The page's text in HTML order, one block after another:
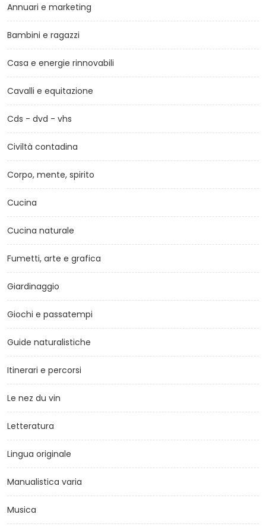
Annuari e marketing
Bambini e ragazzi
Casa e energie rinnovabili
Cavalli e equitazione
Cds - dvd - vhs
Civiltà contadina
Corpo, mente, spirito
Cucina
Cucina naturale
Fumetti, arte e grafica
Giardinaggio
Giochi e passatempi
Guide naturalistiche
Itinerari e percorsi
Le nez du vin
Letteratura
Lingua originale
Manualistica varia
Musica